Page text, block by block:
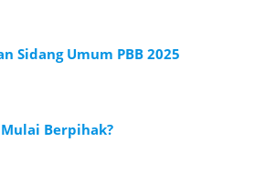
Sidang Umum PBB 2025
Berpihak?